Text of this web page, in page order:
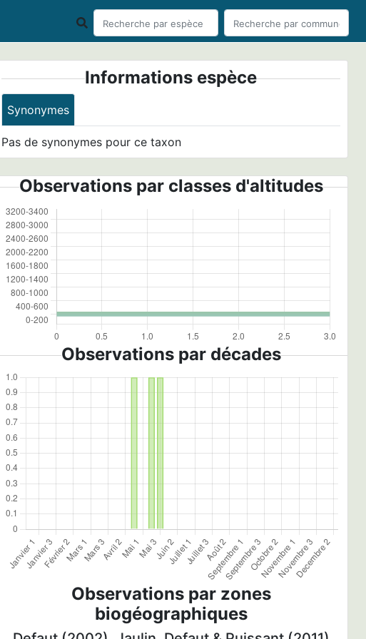
Informations espèce
Synonymes
Pas de synonymes pour ce taxon
Observations par classes d'altitudes
Observations par décades
Observations par zones
biogéographiques